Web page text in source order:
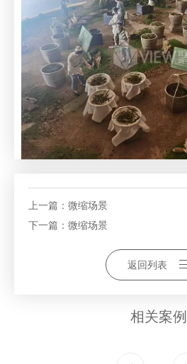
上一篇： 微缩场景
下一篇： 微缩场景
返回列表
相关案例